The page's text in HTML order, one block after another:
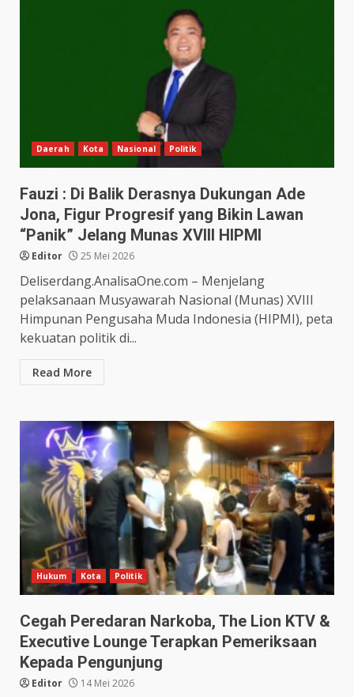
Daerah Kota Nasional Politik
Fauzi : Di Balik Derasnya Dukungan Ade
Jona, Figur Progresif yang Bikin Lawan
“Panik” Jelang Munas XVIII HIPMI
Editor 25 Mei 2026
Deliserdang.AnalisaOne.com – Menjelang
pelaksanaan Musyawarah Nasional (Munas) XVIII
Himpunan Pengusaha Muda Indonesia (HIPMI), peta
kekuatan politik di...
Read More
Hukum Kota Politik
Cegah Peredaran Narkoba, The Lion KTV &
Executive Lounge Terapkan Pemeriksaan
Kepada Pengunjung
Editor 14 Mei 2026